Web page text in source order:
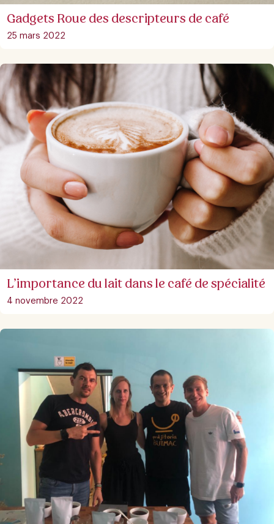
Gadgets Roue des descripteurs de café
25 mars 2022
L’importance du lait dans le café de spécialité
4 novembre 2022